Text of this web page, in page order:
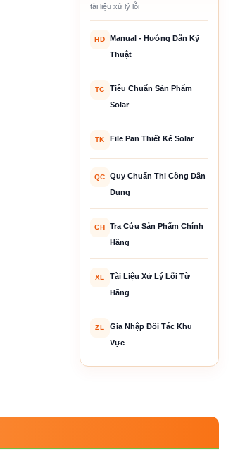
tài liệu xử lý lỗi
HD
Manual - Hướng Dẫn Kỹ
Thuật
TC
Tiêu Chuẩn Sản Phẩm
Solar
TK File Pan Thiết Kế Solar
QC
Quy Chuẩn Thi Công Dân
Dụng
CH
Tra Cứu Sản Phẩm Chính
Hãng
XL
Tài Liệu Xử Lý Lỗi Từ
Hãng
ZL
Gia Nhập Đối Tác Khu
Vực